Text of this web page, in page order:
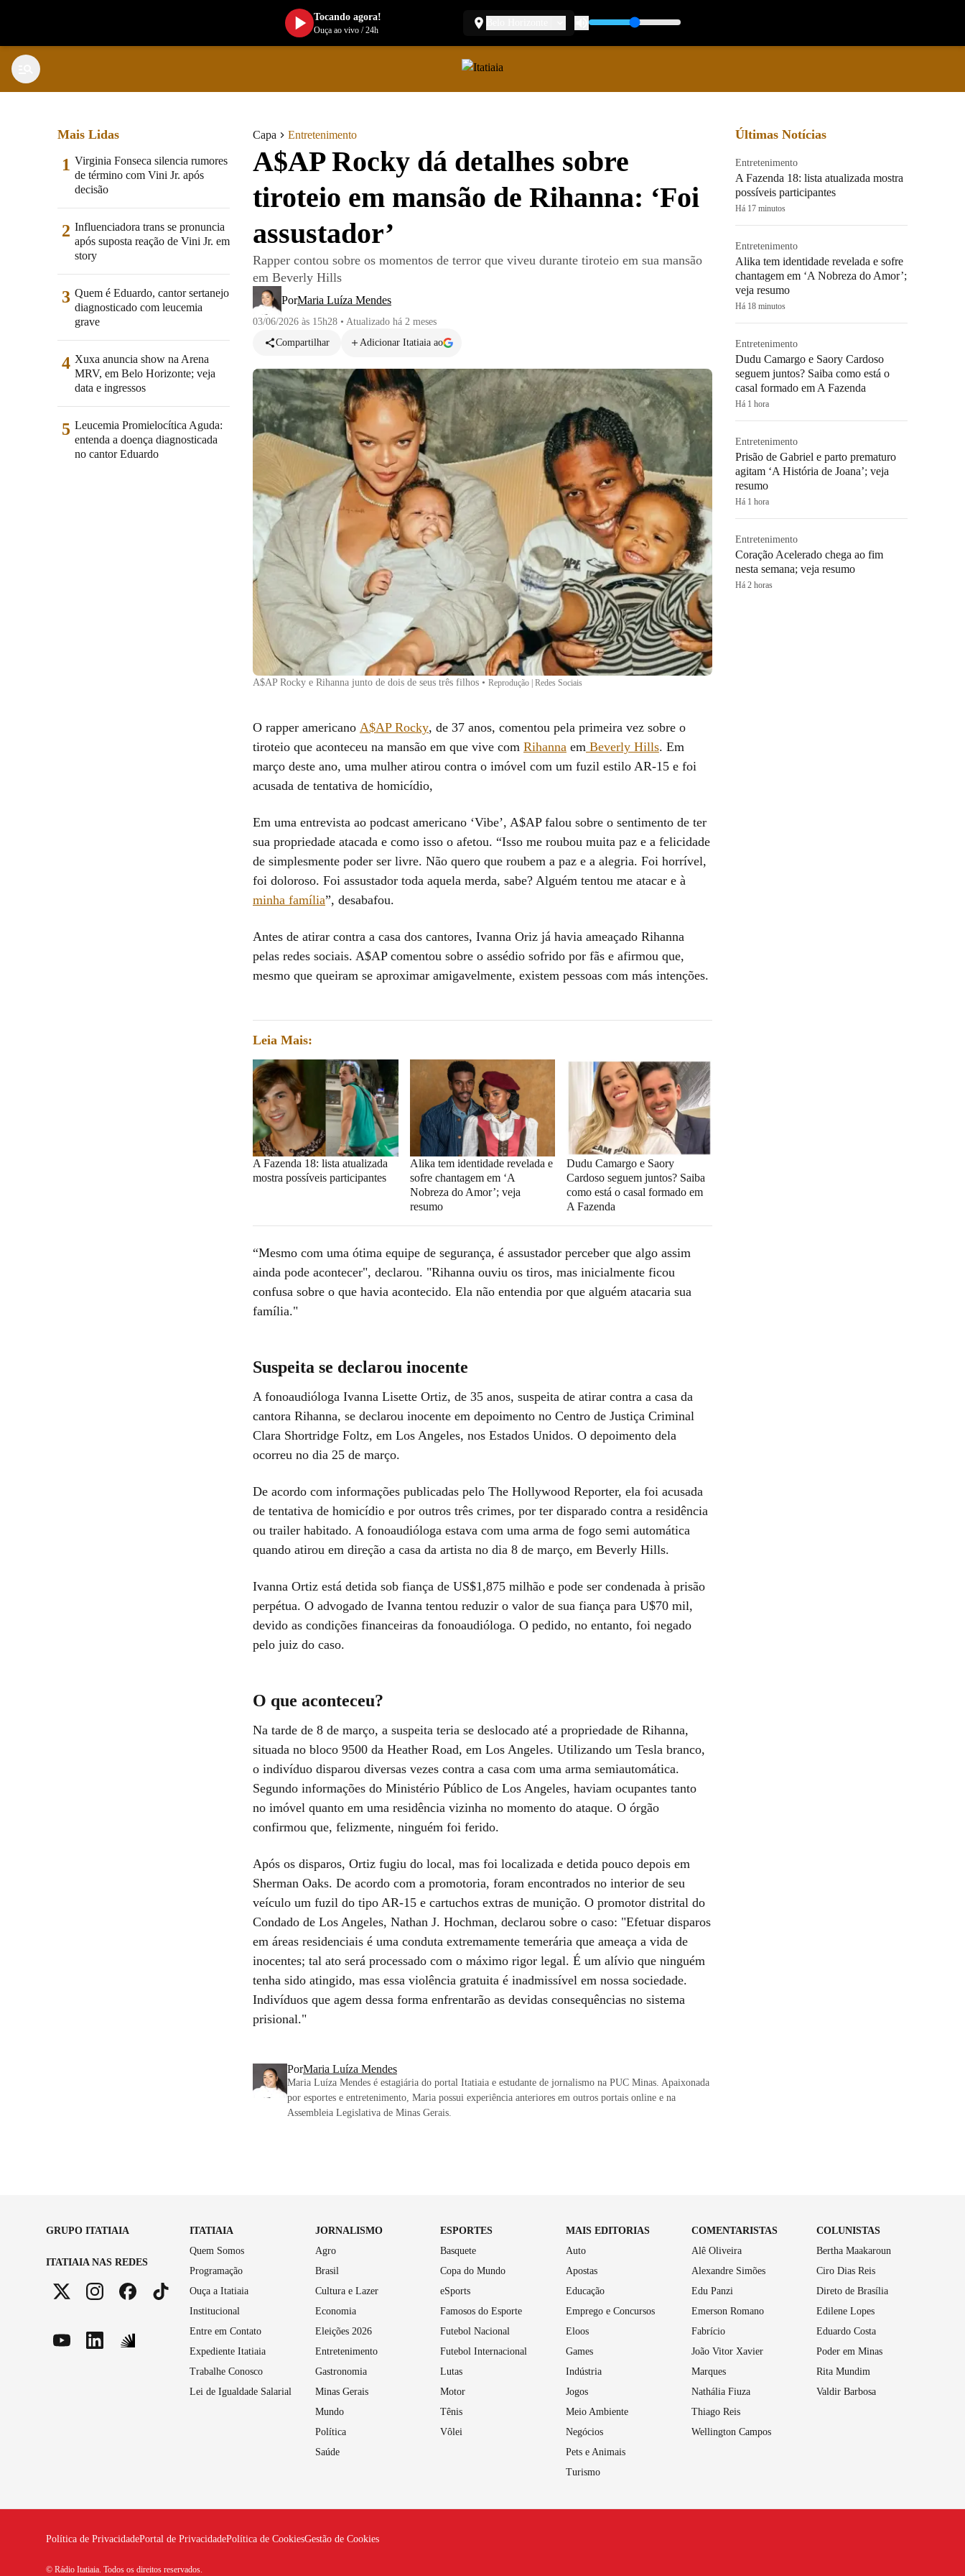
Capa Entretenimento
A$AP Rocky dá detalhes sobre
tiroteio em mansão de Rihanna: ‘Foi
assustador’
Rapper contou sobre os momentos de terror que viveu durante tiroteio em sua mansão
em Beverly Hills
PorMaria Luíza Mendes
03/06/2026 às 15h28 • Atualizado há 2 meses
Compartilhar
Adicionar Itatiaia ao
A$AP Rocky e Rihanna junto de dois de seus três filhos • Reprodução | Redes Sociais
O rapper americano A$AP Rocky, de 37 anos, comentou pela primeira vez sobre o
tiroteio que aconteceu na mansão em que vive com Rihanna em Beverly Hills. Em
março deste ano, uma mulher atirou contra o imóvel com um fuzil estilo AR-15 e foi
acusada de tentativa de homicídio,
Em uma entrevista ao podcast americano ‘Vibe’, A$AP falou sobre o sentimento de ter
sua propriedade atacada e como isso o afetou. “Isso me roubou muita paz e a felicidade
de simplesmente poder ser livre. Não quero que roubem a paz e a alegria. Foi horrível,
foi doloroso. Foi assustador toda aquela merda, sabe? Alguém tentou me atacar e à
minha família”, desabafou.
Antes de atirar contra a casa dos cantores, Ivanna Oriz já havia ameaçado Rihanna
pelas redes sociais. A$AP comentou sobre o assédio sofrido por fãs e afirmou que,
mesmo que queiram se aproximar amigavelmente, existem pessoas com más intenções.
Leia Mais:
A Fazenda 18: lista atualizada
mostra possíveis participantes
Alika tem identidade revelada e
sofre chantagem em ‘A
Nobreza do Amor’; veja
resumo
Dudu Camargo e Saory
Cardoso seguem juntos? Saiba
como está o casal formado em
A Fazenda
“Mesmo com uma ótima equipe de segurança, é assustador perceber que algo assim
ainda pode acontecer", declarou. "Rihanna ouviu os tiros, mas inicialmente ficou
confusa sobre o que havia acontecido. Ela não entendia por que alguém atacaria sua
família."
Suspeita se declarou inocente
A fonoaudióloga Ivanna Lisette Ortiz, de 35 anos, suspeita de atirar contra a casa da
cantora Rihanna, se declarou inocente em depoimento no Centro de Justiça Criminal
Clara Shortridge Foltz, em Los Angeles, nos Estados Unidos. O depoimento dela
ocorreu no dia 25 de março.
De acordo com informações publicadas pelo The Hollywood Reporter, ela foi acusada
de tentativa de homicídio e por outros três crimes, por ter disparado contra a residência
ou trailer habitado. A fonoaudióloga estava com uma arma de fogo semi automática
quando atirou em direção a casa da artista no dia 8 de março, em Beverly Hills.
Ivanna Ortiz está detida sob fiança de US$1,875 milhão e pode ser condenada à prisão
perpétua. O advogado de Ivanna tentou reduzir o valor de sua fiança para U$70 mil,
devido as condições financeiras da fonoaudióloga. O pedido, no entanto, foi negado
pelo juiz do caso.
O que aconteceu?
Na tarde de 8 de março, a suspeita teria se deslocado até a propriedade de Rihanna,
situada no bloco 9500 da Heather Road, em Los Angeles. Utilizando um Tesla branco,
o indivíduo disparou diversas vezes contra a casa com uma arma semiautomática.
Segundo informações do Ministério Público de Los Angeles, haviam ocupantes tanto
no imóvel quanto em uma residência vizinha no momento do ataque. O órgão
confirmou que, felizmente, ninguém foi ferido.
Após os disparos, Ortiz fugiu do local, mas foi localizada e detida pouco depois em
Sherman Oaks. De acordo com a promotoria, foram encontrados no interior de seu
veículo um fuzil do tipo AR-15 e cartuchos extras de munição. O promotor distrital do
Condado de Los Angeles, Nathan J. Hochman, declarou sobre o caso: "Efetuar disparos
em áreas residenciais é uma conduta extremamente temerária que ameaça a vida de
inocentes; tal ato será processado com o máximo rigor legal. É um alívio que ninguém
tenha sido atingido, mas essa violência gratuita é inadmissível em nossa sociedade.
Indivíduos que agem dessa forma enfrentarão as devidas consequências no sistema
prisional."
PorMaria Luíza Mendes
Maria Luíza Mendes é estagiária do portal Itatiaia e estudante de jornalismo na PUC Minas. Apaixonada
por esportes e entretenimento, Maria possui experiência anteriores em outros portais online e na
Assembleia Legislativa de Minas Gerais.
Mais Lidas
1 Virginia Fonseca silencia rumores
de término com Vini Jr. após
decisão
2 Influenciadora trans se pronuncia
após suposta reação de Vini Jr. em
story
3 Quem é Eduardo, cantor sertanejo
diagnosticado com leucemia
grave
4 Xuxa anuncia show na Arena
MRV, em Belo Horizonte; veja
data e ingressos
5 Leucemia Promielocítica Aguda:
entenda a doença diagnosticada
no cantor Eduardo
Últimas Notícias
Entretenimento
A Fazenda 18: lista atualizada mostra
possíveis participantes
Há 17 minutos
Entretenimento
Alika tem identidade revelada e sofre
chantagem em ‘A Nobreza do Amor’;
veja resumo
Há 18 minutos
Entretenimento
Dudu Camargo e Saory Cardoso
seguem juntos? Saiba como está o
casal formado em A Fazenda
Há 1 hora
Entretenimento
Prisão de Gabriel e parto prematuro
agitam ‘A História de Joana’; veja
resumo
Há 1 hora
Entretenimento
Coração Acelerado chega ao fim
nesta semana; veja resumo
Há 2 horas
GRUPO ITATIAIA
ITATIAIA NAS REDES
ITATIAIA
Quem Somos
Programação
Ouça a Itatiaia
Institucional
Entre em Contato
Expediente Itatiaia
Trabalhe Conosco
Lei de Igualdade Salarial
JORNALISMO
Agro
Brasil
Cultura e Lazer
Economia
Eleições 2026
Entretenimento
Gastronomia
Minas Gerais
Mundo
Política
Saúde
ESPORTES
Basquete
Copa do Mundo
eSports
Famosos do Esporte
Futebol Nacional
Futebol Internacional
Lutas
Motor
Tênis
Vôlei
MAIS EDITORIAS
Auto
Apostas
Educação
Emprego e Concursos
Eloos
Games
Indústria
Jogos
Meio Ambiente
Negócios
Pets e Animais
Turismo
COMENTARISTAS
Alê Oliveira
Alexandre Simões
Edu Panzi
Emerson Romano
Fabrício
João Vitor Xavier
Marques
Nathália Fiuza
Thiago Reis
Wellington Campos
COLUNISTAS
Bertha Maakaroun
Ciro Dias Reis
Direto de Brasília
Edilene Lopes
Eduardo Costa
Poder em Minas
Rita Mundim
Valdir Barbosa
Política de PrivacidadePortal de PrivacidadePolítica de CookiesGestão de Cookies
© Rádio Itatiaia. Todos os direitos reservados.
Tocando agora!
Ouça ao vivo/24h